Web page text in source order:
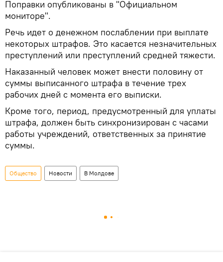
Поправки опубликованы в "Официальном
мониторе".
Речь идет о денежном послаблении при выплате
некоторых штрафов. Это касается незначительных
преступлений или преступлений средней тяжести.
Наказанный человек может внести половину от
суммы выписанного штрафа в течение трех
рабочих дней с момента его выписки.
Кроме того, период, предусмотренный для уплаты
штрафа, должен быть синхронизирован с часами
работы учреждений, ответственных за принятие
суммы.
Общество Новости В Молдове